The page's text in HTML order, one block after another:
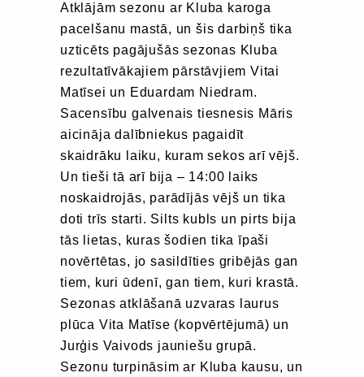
Atklājām sezonu ar Kluba karoga
pacelšanu mastā, un šis darbiņš tika
uzticēts pagājušās sezonas Kluba
rezultatīvākajiem pārstāvjiem Vitai
Matīsei un Eduardam Niedram.
Sacensību galvenais tiesnesis Māris
aicināja dalībniekus pagaidīt
skaidrāku laiku, kuram sekos arī vējš.
Un tieši tā arī bija – 14:00 laiks
noskaidrojās, parādījās vējš un tika
doti trīs starti. Silts kubls un pirts bija
tās lietas, kuras šodien tika īpaši
novērtētas, jo sasildīties gribējās gan
tiem, kuri ūdenī, gan tiem, kuri krastā.
Sezonas atklāšanā uzvaras laurus
plūca Vita Matīse (kopvērtējumā) un
Jurģis Vaivods jauniešu grupā.
Sezonu turpināsim ar Kluba kausu, un